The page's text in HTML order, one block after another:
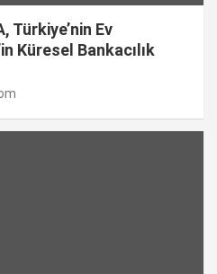
Türkiye’nin Ev
Küresel Bankacılık